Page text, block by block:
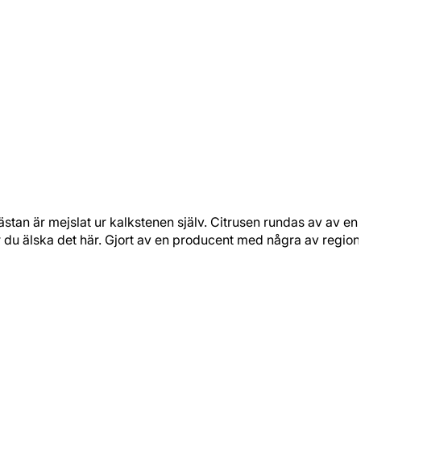
är mejslat ur kalkstenen själv. Citrusen rundas av av en lätt
älska det här. Gjort av en producent med några av regionens